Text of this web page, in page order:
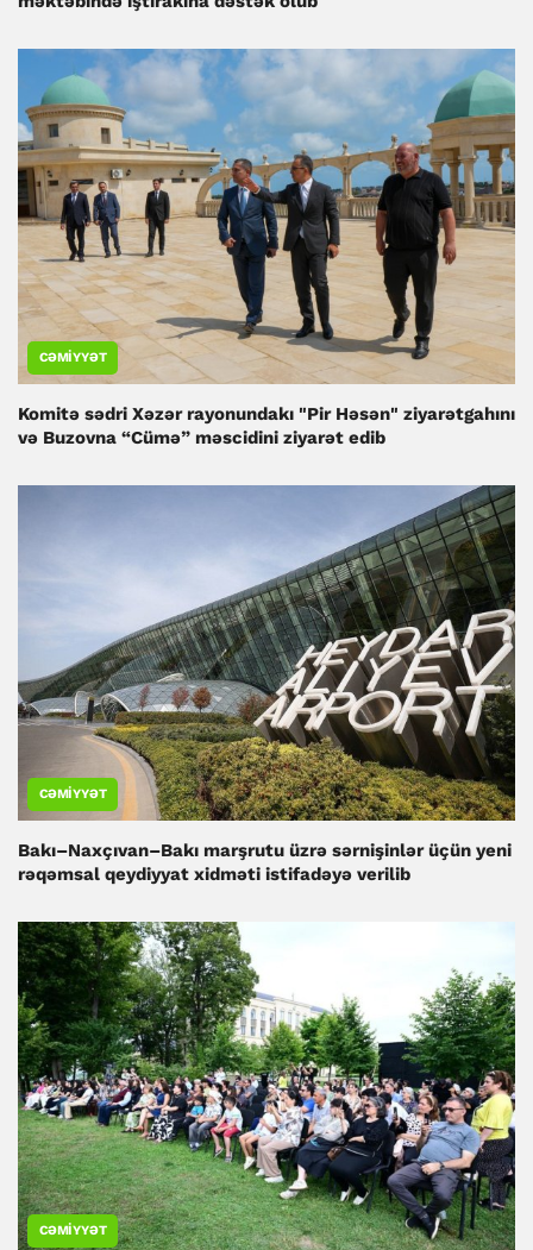
CƏMIYYƏT
Komitə sədri Xəzər rayonundakı "Pir Həsən" ziyarətgahını
və Buzovna “Cümə” məscidini ziyarət edib
CƏMIYYƏT
Bakı–Naxçıvan–Bakı marşrutu üzrə sərnişinlər üçün yeni
rəqəmsal qeydiyyat xidməti istifadəyə verilib
CƏMIYYƏT